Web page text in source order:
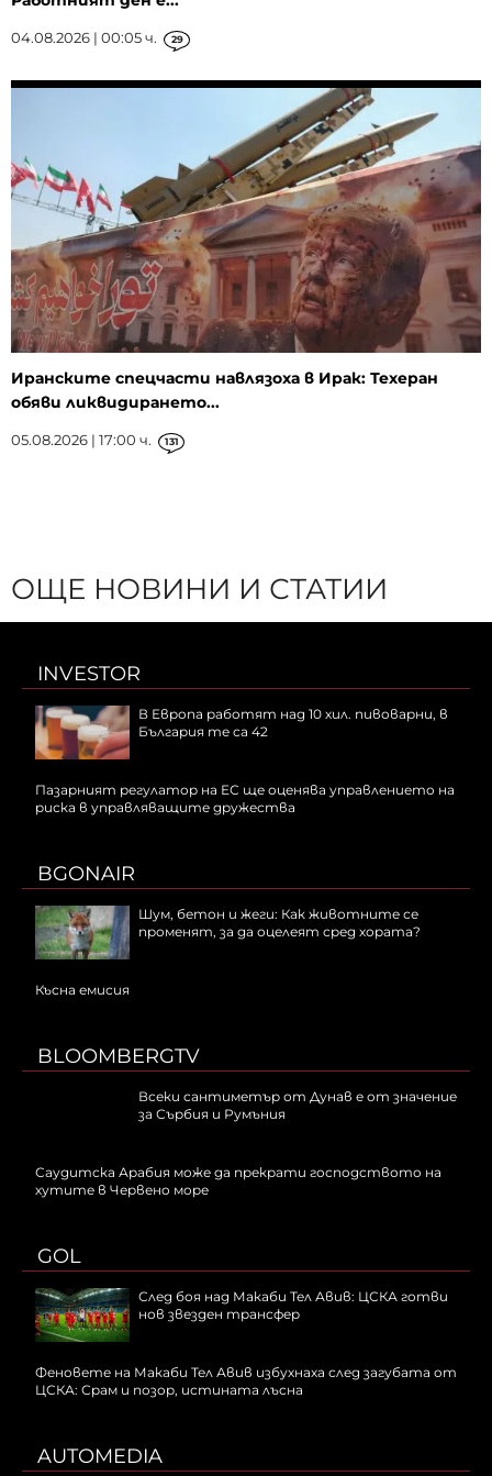
04.08.2026 | 00:05 ч. 29
Иранските спецчасти навлязоха в Ирак: Техеран
обяви ликвидирането...
05.08.2026 | 17:00 ч. 131
ОЩЕ НОВИНИ И СТАТИИ
INVESTOR
В Европа работят над 10 хил. пивоварни, в
България те са 42
Пазарният регулатор на ЕС ще оценява управлението на
риска в управляващите дружества
BGONAIR
Шум, бетон и жеги: Как животните се
променят, за да оцелеят сред хората?
Късна емисия
BLOOMBERGTV
Всеки сантиметър от Дунав е от значение
за Сърбия и Румъния
Саудитска Арабия може да прекрати господството на
хутите в Червено море
GOL
След боя над Макаби Тел Авив: ЦСКА готви
нов звезден трансфер
Феновете на Макаби Тел Авив избухнаха след загубата от
ЦСКА: Срам и позор, истината лъсна
AUTOMEDIA